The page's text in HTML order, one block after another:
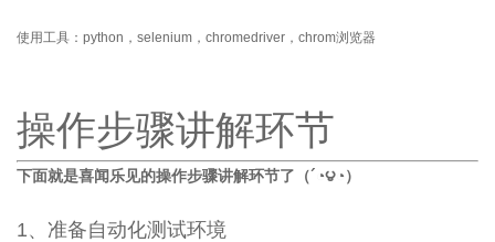
使用工具：python，selenium，chromedriver，chrom浏览器
操作步骤讲解环节
下面就是喜闻乐见的操作步骤讲解环节了（´◔౪◔）
1、准备自动化测试环境